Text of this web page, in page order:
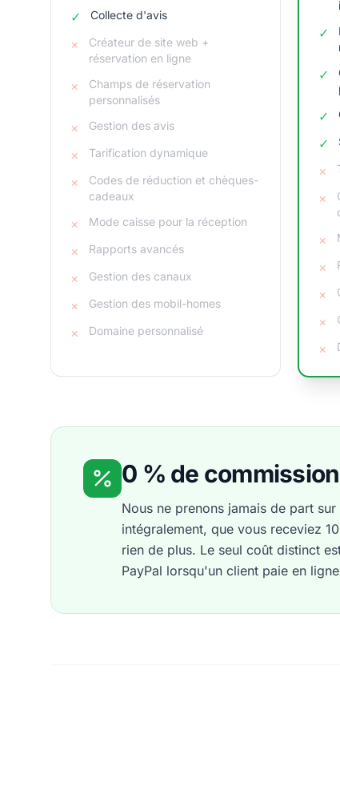
✓ Collecte d'avis
×
Créateur de site web +
réservation en ligne
×
Champs de réservation
personnalisés
× Gestion des avis
× Tarification dynamique
×
Codes de réduction et chèques-
cadeaux
× Mode caisse pour la réception
× Rapports avancés
× Gestion des canaux
× Gestion des mobil-homes
× Domaine personnalisé
✓
✓
✓
✓
×
×
×
×
×
×
×
0 % de
Nous ne prenons jamais de part
intégralement, que vous receviez
rien de plus. Le seul coût distinct
PayPal lorsqu'un client paie en